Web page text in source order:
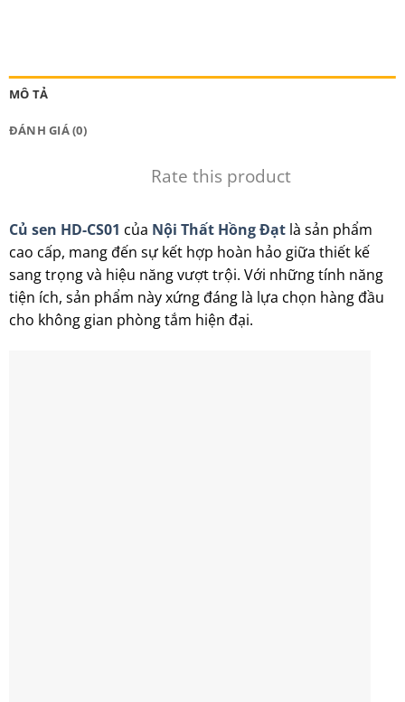
MÔ TẢ
ĐÁNH GIÁ (0)
Rate this product
Củ sen HD-CS01 của Nội Thất Hồng Đạtlà sản phẩm
cao cấp, mang đến sự kết hợp hoàn hảo giữa thiết kế
sang trọng và hiệu năng vượt trội. Với những tính năng
tiện ích, sản phẩm này xứng đáng là lựa chọn hàng đầu
cho không gian phòng tắm hiện đại.